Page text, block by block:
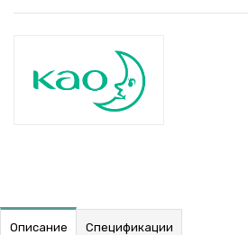
Описание Спецификации